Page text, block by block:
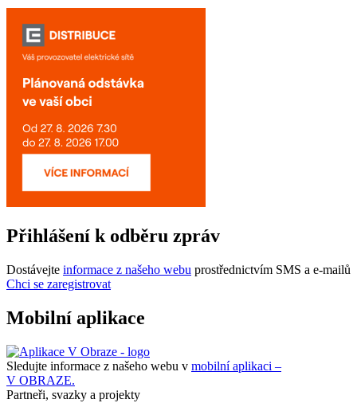
Přihlášení k odběru zpráv
Dostávejte informace z našeho webu prostřednictvím SMS a e-mailů
Chci se zaregistrovat
Mobilní aplikace
Sledujte informace z našeho webu v mobilní aplikaci –
V OBRAZE.
Partneři, svazky a projekty